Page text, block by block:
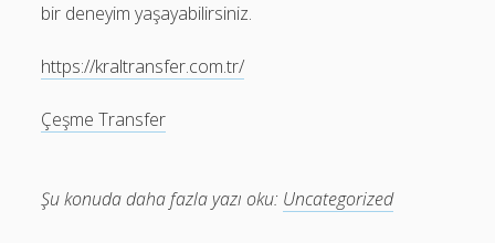
bir deneyim yaşayabilirsiniz.
https://kraltransfer.com.tr/
Çeşme Transfer
Şu konuda daha fazla yazı oku: Uncategorized